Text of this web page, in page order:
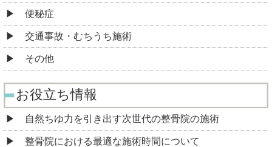
便秘症
交通事故・むちうち施術
その他
お役立ち情報
自然ちゆ力を引き出す次世代の整骨院の施術
整骨院における最適な施術時間について